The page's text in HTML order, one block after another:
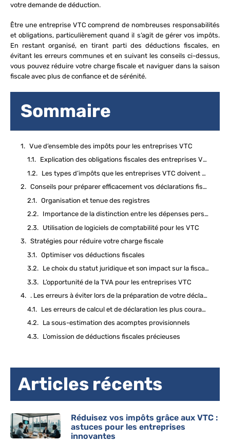
votre demande de déduction.
Être une entreprise VTC comprend de nombreuses responsabilités
et obligations, particulièrement quand il s’agit de gérer vos impôts.
En restant organisé, en tirant parti des déductions fiscales, en
évitant les erreurs communes et en suivant les conseils ci-dessus,
vous pouvez réduire votre charge fiscale et naviguer dans la saison
fiscale avec plus de confiance et de sérénité.
Sommaire
Vue d’ensemble des impôts pour les entreprises VTC
Explication des obligations fiscales des entreprises VTC
Les types d’impôts que les entreprises VTC doivent payer
Conseils pour préparer efficacement vos déclarations fiscales
Organisation et tenue des registres
Importance de la distinction entre les dépenses personnelles et professionnelles
Utilisation de logiciels de comptabilité pour les VTC
Stratégies pour réduire votre charge fiscale
Optimiser vos déductions fiscales
Le choix du statut juridique et son impact sur la fiscalité
L’opportunité de la TVA pour les entreprises VTC
. Les erreurs à éviter lors de la préparation de votre déclaration fiscale
Les erreurs de calcul et de déclaration les plus courantes
La sous-estimation des acomptes provisionnels
L’omission de déductions fiscales précieuses
Articles récents
Réduisez vos impôts grâce aux VTC :
astuces pour les entreprises
innovantes